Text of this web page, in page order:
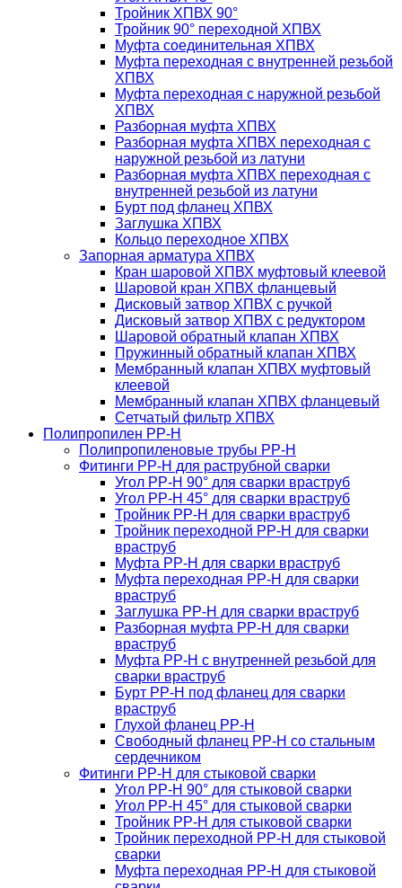
Тройник ХПВХ 90°
Тройник 90° переходной ХПВХ
Муфта соединительная ХПВХ
Муфта переходная с внутренней резьбой
ХПВХ
Муфта переходная с наружной резьбой
ХПВХ
Разборная муфта ХПВХ
Разборная муфта ХПВХ переходная с
наружной резьбой из латуни
Разборная муфта ХПВХ переходная с
внутренней резьбой из латуни
Бурт под фланец ХПВХ
Заглушка ХПВХ
Кольцо переходное ХПВХ
Запорная арматура ХПВХ
Кран шаровой ХПВХ муфтовый клеевой
Шаровой кран ХПВХ фланцевый
Дисковый затвор ХПВХ с ручкой
Дисковый затвор ХПВХ с редуктором
Шаровой обратный клапан ХПВХ
Пружинный обратный клапан ХПВХ
Мембранный клапан ХПВХ муфтовый
клеевой
Мембранный клапан ХПВХ фланцевый
Сетчатый фильтр ХПВХ
Полипропилен PP-H
Полипропиленовые трубы PP-H
Фитинги PP-H для раструбной сварки
Угол PP-H 90° для сварки враструб
Угол PP-H 45° для сварки враструб
Тройник PP-H для сварки враструб
Тройник переходной PP-H для сварки
враструб
Муфта PP-H для сварки враструб
Муфта переходная PP-H для сварки
враструб
Заглушка PP-H для сварки враструб
Разборная муфта PP-H для сварки
враструб
Муфта PP-H с внутренней резьбой для
сварки враструб
Бурт PP-H под фланец для сварки
враструб
Глухой фланец PP-H
Свободный фланец PP-H со стальным
сердечником
Фитинги PP-H для стыковой сварки
Угол PP-H 90° для стыковой сварки
Угол PP-H 45° для стыковой сварки
Тройник PP-H для стыковой сварки
Тройник переходной PP-H для стыковой
сварки
Муфта переходная PP-H для стыковой